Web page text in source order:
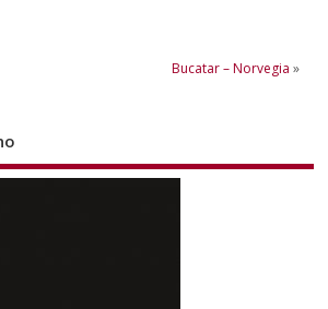
Bucatar – Norvegia »